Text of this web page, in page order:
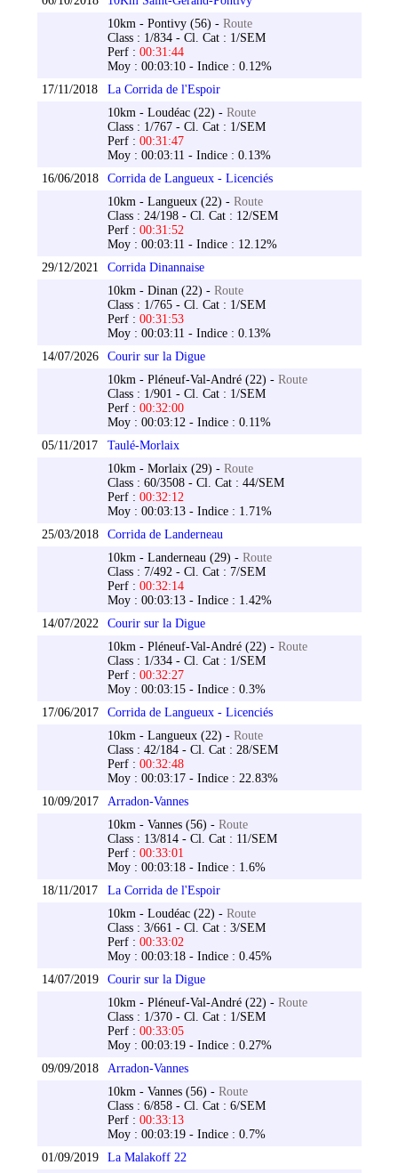
10km - Pontivy (56) - Route
Class : 1/834 - Cl. Cat : 1/SEM
Perf : 00:31:44
Moy : 00:03:10 - Indice : 0.12%
17/11/2018
La Corrida de l'Espoir
10km - Loudéac (22) - Route
Class : 1/767 - Cl. Cat : 1/SEM
Perf : 00:31:47
Moy : 00:03:11 - Indice : 0.13%
16/06/2018
Corrida de Langueux - Licenciés
10km - Langueux (22) - Route
Class : 24/198 - Cl. Cat : 12/SEM
Perf : 00:31:52
Moy : 00:03:11 - Indice : 12.12%
29/12/2021
Corrida Dinannaise
10km - Dinan (22) - Route
Class : 1/765 - Cl. Cat : 1/SEM
Perf : 00:31:53
Moy : 00:03:11 - Indice : 0.13%
14/07/2026
Courir sur la Digue
10km - Pléneuf-Val-André (22) - Route
Class : 1/901 - Cl. Cat : 1/SEM
Perf : 00:32:00
Moy : 00:03:12 - Indice : 0.11%
05/11/2017
Taulé-Morlaix
10km - Morlaix (29) - Route
Class : 60/3508 - Cl. Cat : 44/SEM
Perf : 00:32:12
Moy : 00:03:13 - Indice : 1.71%
25/03/2018
Corrida de Landerneau
10km - Landerneau (29) - Route
Class : 7/492 - Cl. Cat : 7/SEM
Perf : 00:32:14
Moy : 00:03:13 - Indice : 1.42%
14/07/2022
Courir sur la Digue
10km - Pléneuf-Val-André (22) - Route
Class : 1/334 - Cl. Cat : 1/SEM
Perf : 00:32:27
Moy : 00:03:15 - Indice : 0.3%
17/06/2017
Corrida de Langueux - Licenciés
10km - Langueux (22) - Route
Class : 42/184 - Cl. Cat : 28/SEM
Perf : 00:32:48
Moy : 00:03:17 - Indice : 22.83%
10/09/2017
Arradon-Vannes
10km - Vannes (56) - Route
Class : 13/814 - Cl. Cat : 11/SEM
Perf : 00:33:01
Moy : 00:03:18 - Indice : 1.6%
18/11/2017
La Corrida de l'Espoir
10km - Loudéac (22) - Route
Class : 3/661 - Cl. Cat : 3/SEM
Perf : 00:33:02
Moy : 00:03:18 - Indice : 0.45%
14/07/2019
Courir sur la Digue
10km - Pléneuf-Val-André (22) - Route
Class : 1/370 - Cl. Cat : 1/SEM
Perf : 00:33:05
Moy : 00:03:19 - Indice : 0.27%
09/09/2018
Arradon-Vannes
10km - Vannes (56) - Route
Class : 6/858 - Cl. Cat : 6/SEM
Perf : 00:33:13
Moy : 00:03:19 - Indice : 0.7%
01/09/2019
La Malakoff 22